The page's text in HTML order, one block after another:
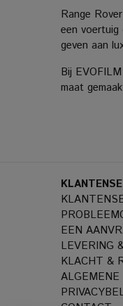
Range
een
geven aan
Bij
maat
EEN
LEVERING
KLACHT &
ALGEMENE